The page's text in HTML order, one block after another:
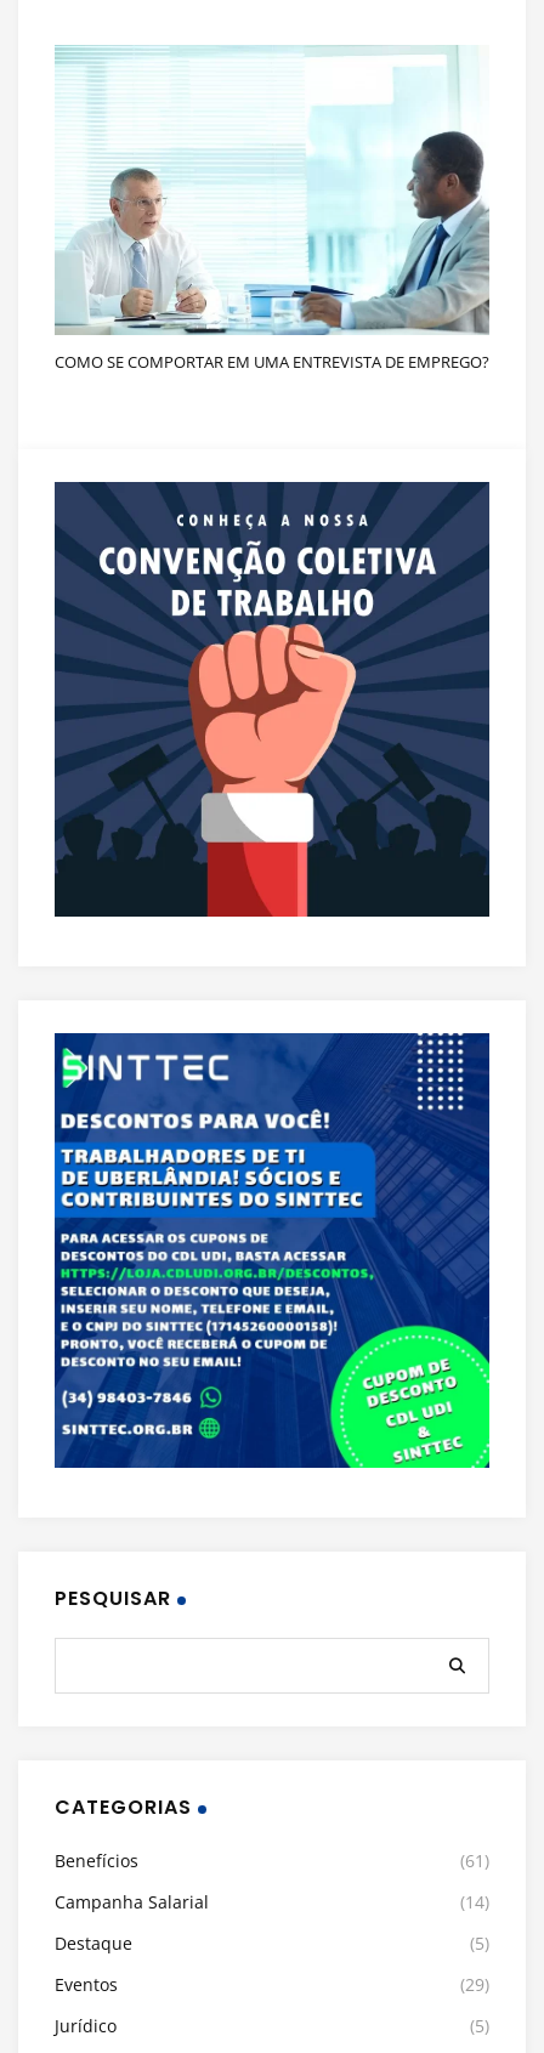
COMO SE COMPORTAR EM UMA ENTREVISTA DE EMPREGO?
PESQUISAR
CATEGORIAS
Benefícios
(61)
Campanha Salarial
(14)
Destaque
(5)
Eventos
(29)
Jurídico
(5)